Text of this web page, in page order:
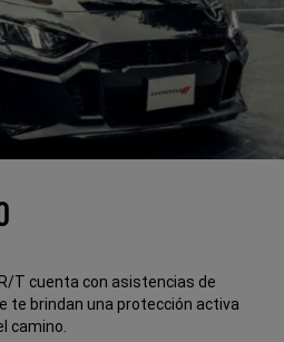
T cuenta con asistencias de
te brindan una protección activa
camino.